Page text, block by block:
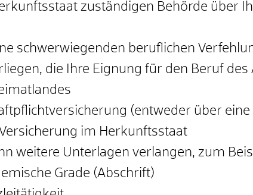
zuständigen Behörde über
schwerwiegenden beruflichen
, die Ihre Eignung für den Beruf des
(entweder über
im Herkunftsstaat
weitere Unterlagen verlangen, zum
Grade (Abschrift)